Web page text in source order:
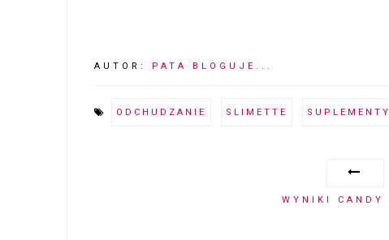
AUTOR: PATA BLOGUJE...
ODCHUDZANIE SLIMETTE SUPLEMENTY
WYNIKI CANDY